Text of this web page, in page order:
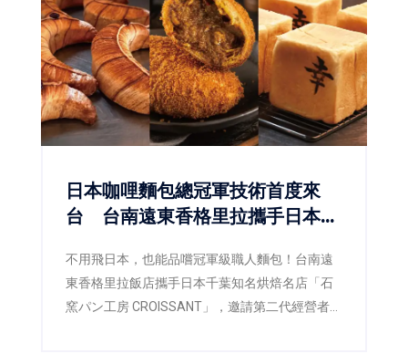
行技術的瑞鑑航太科技股份有限公司，憑藉各自
核心技術優勢，成功展現臺南產業創新能量，也
為未來進軍歐洲市場奠定重要基礎。
日本咖哩麵包總冠軍技術首度來
台 台南遠東香格里拉攜手日本名
不用飛日本，也能品嚐冠軍級職人麵包！台南遠
東香格里拉飯店攜手日本千葉知名烘焙名店「石
窯パン工房 CROISSANT」，邀請第二代經營者暨